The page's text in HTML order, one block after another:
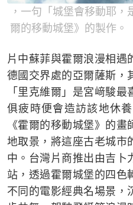
，一句「城堡會移動耶
爾的移動城堡》的製作。
片中蘇菲與霍爾浪漫相遇
德國交界處的亞爾薩斯，
「里克維爾」是宮﨑駿
俱疲時便會造訪該地休
《霍爾的移動城堡》的
地取景，將這座古老城市
中。台灣片商推出由吉卜
站，透過霍爾城堡的四色
不同的電影經典名場景，